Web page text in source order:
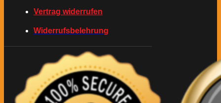
Vertrag widerrufen
Widerrufsbelehrung